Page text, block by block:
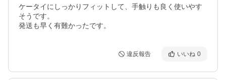
ケータイにしっかりフィットして、手触りも良く使いやす
そうです。
発送も早く有難かったです。
違反報告 いいね 0